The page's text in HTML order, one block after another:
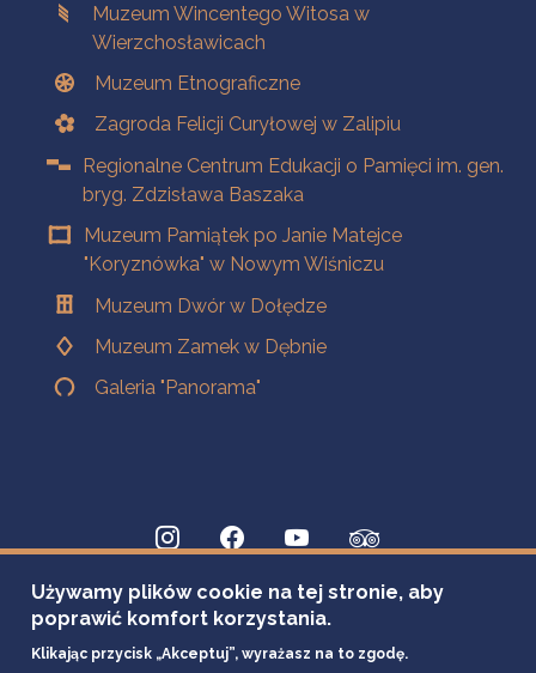
Muzeum Wincentego Witosa w
Wierzchosławicach
Muzeum Etnograficzne
Zagroda Felicji Curyłowej w Zalipiu
Regionalne Centrum Edukacji o Pamięci im. gen.
bryg. Zdzisława Baszaka
Muzeum Pamiątek po Janie Matejce
"Koryznówka" w Nowym Wiśniczu
Muzeum Dwór w Dołędze
Muzeum Zamek w Dębnie
Galeria "Panorama"
Używamy plików cookie na tej stronie, aby
poprawić komfort korzystania.
Klikając przycisk „Akceptuj”, wyrażasz na to zgodę.